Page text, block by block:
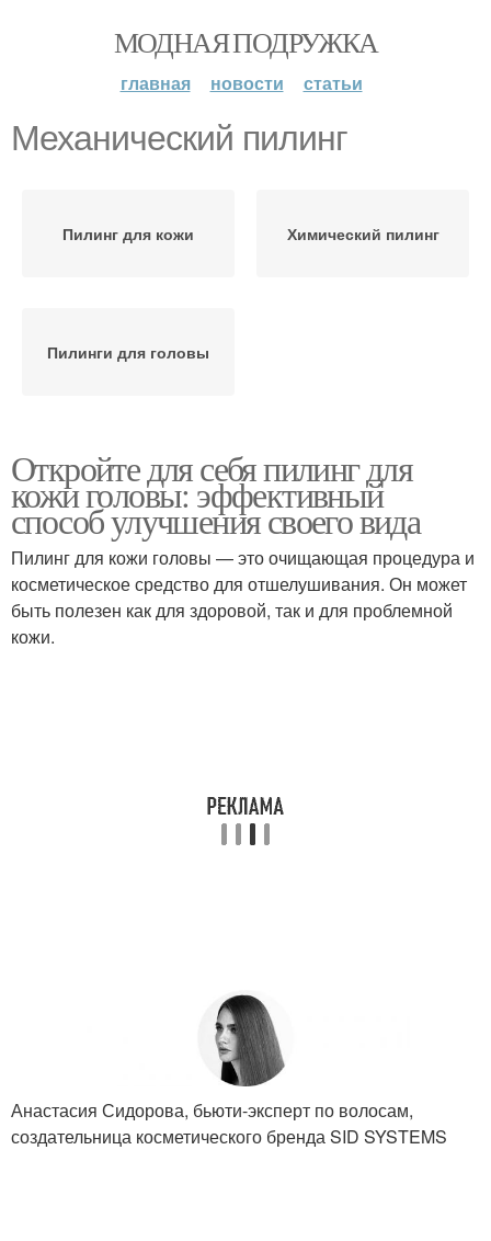
МОДНАЯ ПОДРУЖКА
главная новости статьи
Механический пилинг
Пилинг для кожи Химический пилинг
Пилинги для головы
Откройте для себя пилинг для
кожи головы: эффективный
способ улучшения своего вида
Пилинг для кожи головы — это очищающая процедура и
косметическое средство для отшелушивания. Он может
быть полезен как для здоровой, так и для проблемной
кожи.
Анастасия Сидорова, бьюти-эксперт по волосам,
создательница косметического бренда SID SYSTEMS